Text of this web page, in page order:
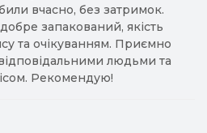
вчасно, без затримок.
запакований, якість
та очікуванням. Приємно
людьми та
Рекомендую!